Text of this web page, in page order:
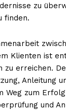
zu
finden.
Klienten ist
zu erreichen.
Anleitung
Weg zum
und